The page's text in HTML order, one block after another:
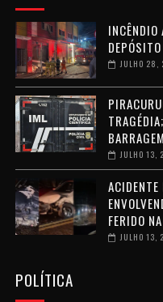
INCÊNDIO
JULHO 28,
BARRAGEM
JULHO 13,
FERIDO
JULHO 13,
POLÍTICA